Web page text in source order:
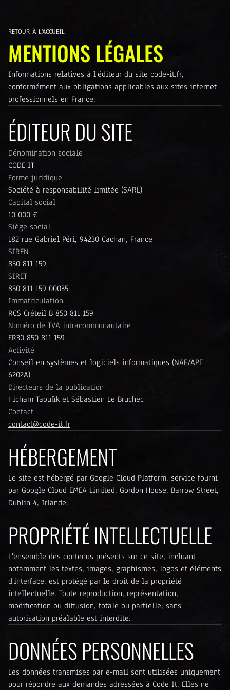
RETOUR À L'ACCUEIL
MENTIONS LÉGALES
Informations relatives à l'éditeur du site code-it.fr,
conformément aux obligations applicables aux sites internet
professionnels en France.
ÉDITEUR DU SITE
Dénomination sociale
CODE IT
Forme juridique
Société à responsabilité limitée (SARL)
Capital social
10 000 €
Siège social
182 rue Gabriel Péri, 94230 Cachan, France
SIREN
850 811 159
SIRET
850 811 159 00035
Immatriculation
RCS Créteil B 850 811 159
Numéro de TVA intracommunautaire
FR30 850 811 159
Activité
Conseil en systèmes et logiciels informatiques (NAF/APE
6202A)
Directeurs de la publication
Hicham Taoufik et Sébastien Le Bruchec
Contact
contact@code-it.fr
HÉBERGEMENT
Le site est hébergé par Google Cloud Platform, service fourni
par Google Cloud EMEA Limited, Gordon House, Barrow Street,
Dublin 4, Irlande.
PROPRIÉTÉ INTELLECTUELLE
L'ensemble des contenus présents sur ce site, incluant
notamment les textes, images, graphismes, logos et éléments
d'interface, est protégé par le droit de la propriété
intellectuelle. Toute reproduction, représentation,
modification ou diffusion, totale ou partielle, sans
autorisation préalable est interdite.
DONNÉES PERSONNELLES
Les données transmises par e-mail sont utilisées uniquement
pour répondre aux demandes adressées à Code It. Elles ne